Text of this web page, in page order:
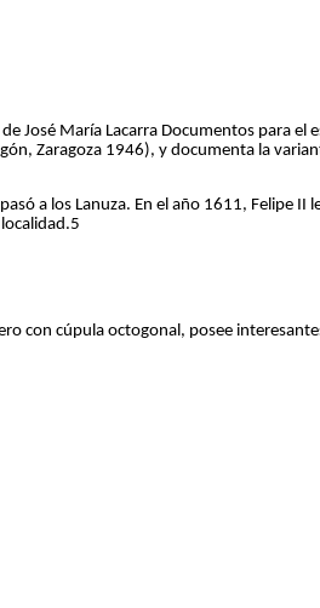
José María Lacarra Documentos para el
Zaragoza 1946), y documenta la
a los Lanuza. En el año 1611, Felipe II
con cúpula octogonal, posee